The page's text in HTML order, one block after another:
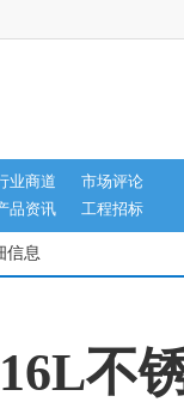
业商道
市场评论
品资讯
工程招标
信息
不